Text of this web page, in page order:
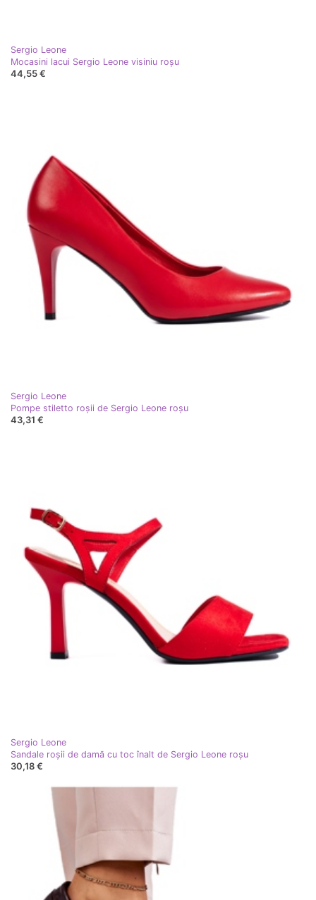
Sergio Leone
Mocasini lacui Sergio Leone visiniu roşu
44,55 €
Sergio Leone
Pompe stiletto roșii de Sergio Leone roşu
43,31 €
Sergio Leone
Sandale roșii de damă cu toc înalt de Sergio Leone roşu
30,18 €